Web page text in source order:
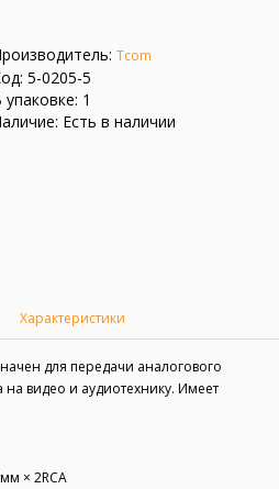
Tcom
5-0205-5
упаковке: 1
Есть в наличии
Характеристики
для передачи аналогового
видео и аудиотехнику. Имеет
× 2RCA